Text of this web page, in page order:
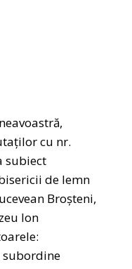
cu nr.
subiect
de lemn
Broşteni,
lon